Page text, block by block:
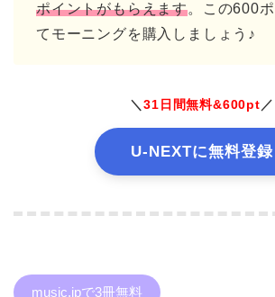
ポイントがもらえます。この600
てモーニングを購入しましょう♪
＼31日間無料&600pt ／
U-NEXTに無料登録
music.jpで3冊無料